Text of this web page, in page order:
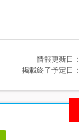
情報更新日：
掲載終了予定日：